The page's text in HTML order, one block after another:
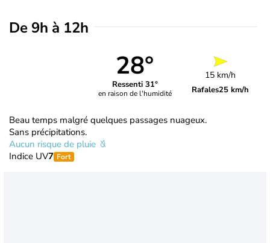
De 9h à 12h
28°
Ressenti 31°
en raison de l'humidité
15 km/h
Rafales25 km/h
Beau temps malgré quelques passages nuageux.
Sans précipitations.
Aucun risque de pluie
Indice UV7 Fort